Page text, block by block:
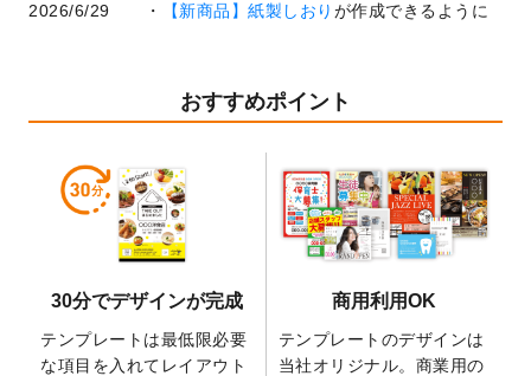
2026/6/29
【新商品】紙製しおり が作成できるように
業効率を上げる便利な操作方法3選！
開いたしました。
暑中見舞いのデザインテンプレート
しました。
2026/5/28
【新商品】マグネットステッカーが作成で
きるようになりました！
の全4ステップを解説！」を公開いたしまし
た。
2026/4/23
コラム「 画像の配置・差し替え・トリミン
おすすめポイント
30分でデザインが完成
テンプレートは最低限必要
な項目を入れてレイアウト
商用利用OK
テンプレートのデザインは
当社オリジナル。商業用の